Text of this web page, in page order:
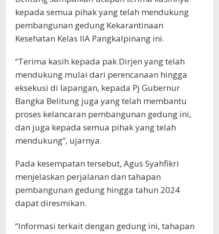
kepada semua pihak yang telah mendukung
pembangunan gedung Kekarantinaan
Kesehatan Kelas IIA Pangkalpinang ini.
“Terima kasih kepada pak Dirjen yang telah
mendukung mulai dari perencanaan hingga
eksekusi di lapangan, kepada Pj Gubernur
Bangka Belitung juga yang telah membantu
proses kelancaran pembangunan gedung ini,
dan juga kepada semua pihak yang telah
mendukung”, ujarnya.
Pada kesempatan tersebut, Agus Syahfikri
menjelaskan perjalanan dan tahapan
pembangunan gedung hingga tahun 2024
dapat diresmikan.
“Informasi terkait dengan gedung ini, tahapan